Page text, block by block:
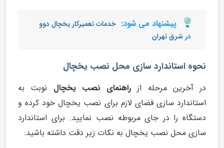
پیشنهاد می شود: خدمات تعمیرکار یخچال دوو
در شرق تهران
نحوه استاندارد سازی محل نصب یخچال
در آخرین مرحله از راهنمای نصب یخچال نوبت به
استاندارد سازی فضای لازم برای نصب یخچال خود کرده و
دستگاه را در جای مربوطه نصب نمایید. برای استاندارد
سازی محل نصب یخچال به نکات زیر دقت داشته باشید: